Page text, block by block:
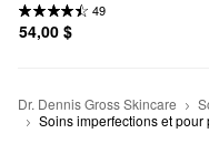
49
54,00 $
Dr. Dennis Gross Skincare
Soins imperfections et